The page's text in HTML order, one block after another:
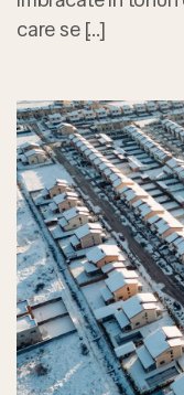
care se […]